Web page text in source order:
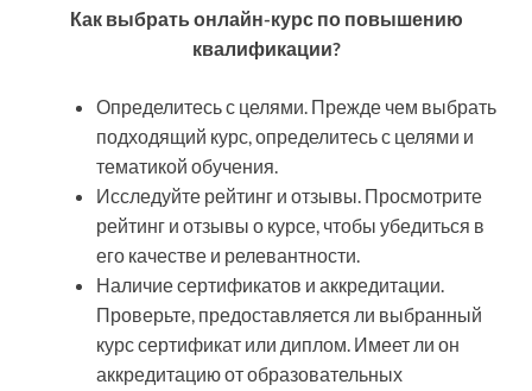
Как выбрать онлайн-курс по повышению
квалификации?
Определитесь с целями. Прежде чем выбрать
подходящий курс, определитесь с целями и
тематикой обучения.
Исследуйте рейтинг и отзывы. Просмотрите
рейтинг и отзывы о курсе, чтобы убедиться в
его качестве и релевантности.
Наличие сертификатов и аккредитации.
Проверьте, предоставляется ли выбранный
курс сертификат или диплом. Имеет ли он
аккредитацию от образовательных